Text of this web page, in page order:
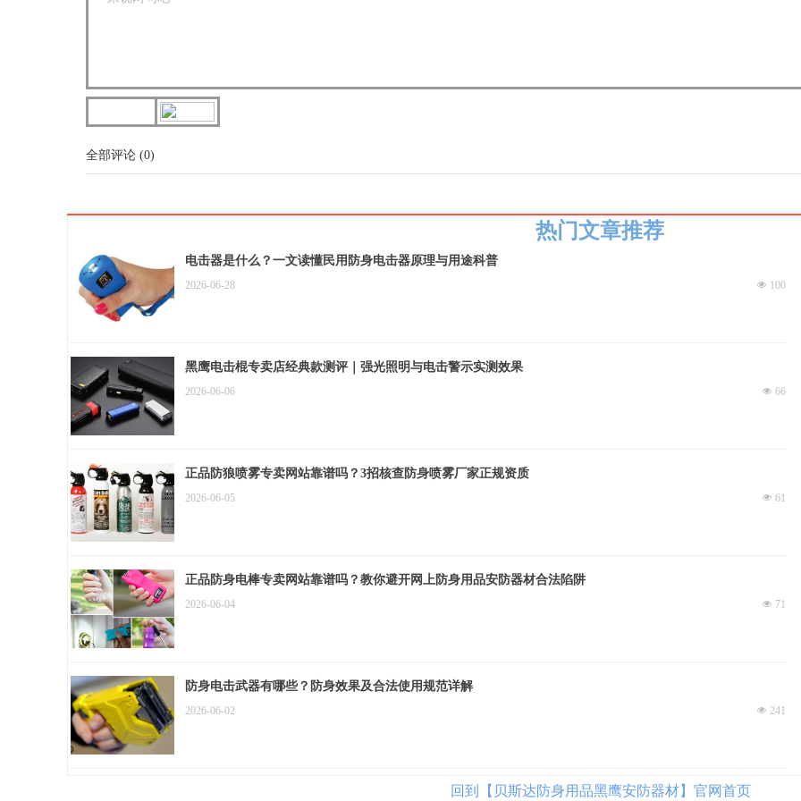
全部评论 (0)
热门文章推荐
电击器是什么？一文读懂民用防身电击器原理与用途科普
넶 100
2026-06-28
黑鹰电击棍专卖店经典款测评｜强光照明与电击警示实测效果
넶 66
2026-06-06
正品防狼喷雾专卖网站靠谱吗？3招核查防身喷雾厂家正规资质
넶 61
2026-06-05
正品防身电棒专卖网站靠谱吗？教你避开网上防身用品安防器材合法陷阱
넶 71
2026-06-04
防身电击武器有哪些？防身效果及合法使用规范详解
넶 241
2026-06-02
回到【贝斯达防身用品黑鹰安防器材】官网首页